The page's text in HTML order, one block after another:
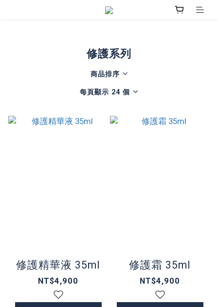
修護系列
商品排序
每頁顯示 24 個
修護精華液 35ml
NT$4,900
修護霜 35ml
NT$4,900